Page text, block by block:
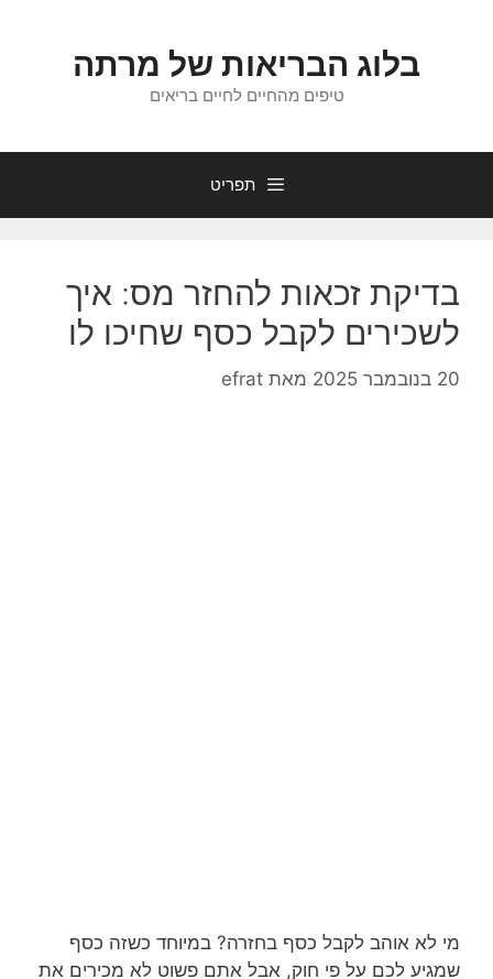
בלוג הבריאות של מרתה
טיפים מהחיים לחיים בריאים
תפריט
בדיקת זכאות להחזר מס: איך
לשכירים לקבל כסף שחיכו לו
20 בנובמבר 2025 מאת efrat
מי לא אוהב לקבל כסף בחזרה? במיוחד כשזה כסף
שמגיע לכם על פי חוק, אבל אתם פשוט לא מכירים את